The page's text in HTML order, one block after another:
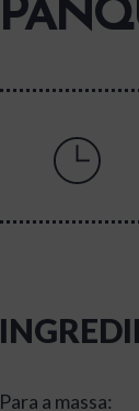
Para a massa: